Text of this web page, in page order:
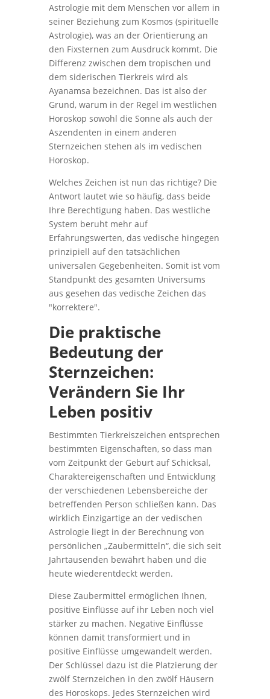
Astrologie mit dem Menschen vor allem in
seiner Beziehung zum Kosmos (spirituelle
Astrologie), was an der Orientierung an
den Fixsternen zum Ausdruck kommt. Die
Differenz zwischen dem tropischen und
dem siderischen Tierkreis wird als
Ayanamsa bezeichnen. Das ist also der
Grund, warum in der Regel im westlichen
Horoskop sowohl die Sonne als auch der
Aszendenten in einem anderen
Sternzeichen stehen als im vedischen
Horoskop.
Welches Zeichen ist nun das richtige? Die
Antwort lautet wie so häufig, dass beide
Ihre Berechtigung haben. Das westliche
System beruht mehr auf
Erfahrungswerten, das vedische hingegen
prinzipiell auf den tatsächlichen
universalen Gegebenheiten. Somit ist vom
Standpunkt des gesamten Universums
aus gesehen das vedische Zeichen das
"korrektere".
Die praktische
Bedeutung der
Sternzeichen:
Verändern Sie Ihr
Leben positiv
Bestimmten Tierkreiszeichen entsprechen
bestimmten Eigenschaften, so dass man
vom Zeitpunkt der Geburt auf Schicksal,
Charaktereigenschaften und Entwicklung
der verschiedenen Lebensbereiche der
betreffenden Person schließen kann. Das
wirklich Einzigartige an der vedischen
Astrologie liegt in der Berechnung von
persönlichen „Zaubermitteln“, die sich seit
Jahrtausenden bewährt haben und die
heute wiederentdeckt werden.
Diese Zaubermittel ermöglichen Ihnen,
positive Einflüsse auf ihr Leben noch viel
stärker zu machen. Negative Einflüsse
können damit transformiert und in
positive Einflüsse umgewandelt werden.
Der Schlüssel dazu ist die Platzierung der
zwölf Sternzeichen in den zwölf Häusern
des Horoskops. Jedes Sternzeichen wird